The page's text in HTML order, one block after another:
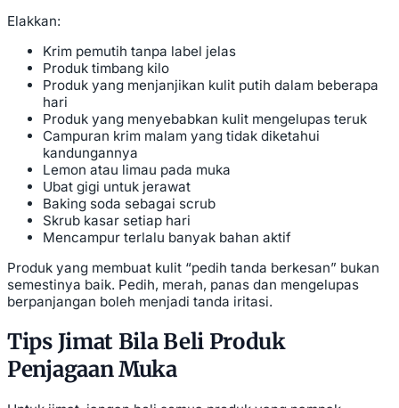
Elakkan:
Krim pemutih tanpa label jelas
Produk timbang kilo
Produk yang menjanjikan kulit putih dalam beberapa
hari
Produk yang menyebabkan kulit mengelupas teruk
Campuran krim malam yang tidak diketahui
kandungannya
Lemon atau limau pada muka
Ubat gigi untuk jerawat
Baking soda sebagai scrub
Skrub kasar setiap hari
Mencampur terlalu banyak bahan aktif
Produk yang membuat kulit “pedih tanda berkesan” bukan
semestinya baik. Pedih, merah, panas dan mengelupas
berpanjangan boleh menjadi tanda iritasi.
Tips Jimat Bila Beli Produk
Penjagaan Muka